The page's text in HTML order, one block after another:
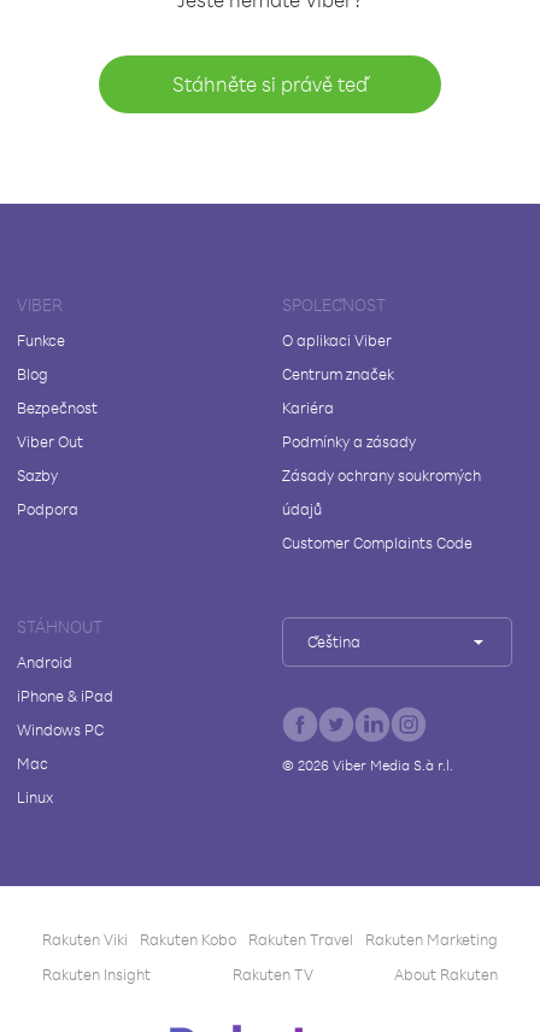
Stáhněte si právě teď
VIBER
Funkce
Blog
Bezpečnost
Viber Out
Sazby
Podpora
SPOLEČNOST
O aplikaci Viber
Centrum značek
Kariéra
Podmínky a zásady
Zásady ochrany soukromých
údajů
Customer Complaints Code
STÁHNOUT
Android
iPhone & iPad
Windows PC
Mac
Linux
Čeština
© 2026Viber Media S.à r.l.
Rakuten Viki Rakuten Kobo Rakuten Travel
Rakuten Marketing
Rakuten Insight
Rakuten TV About Rakuten